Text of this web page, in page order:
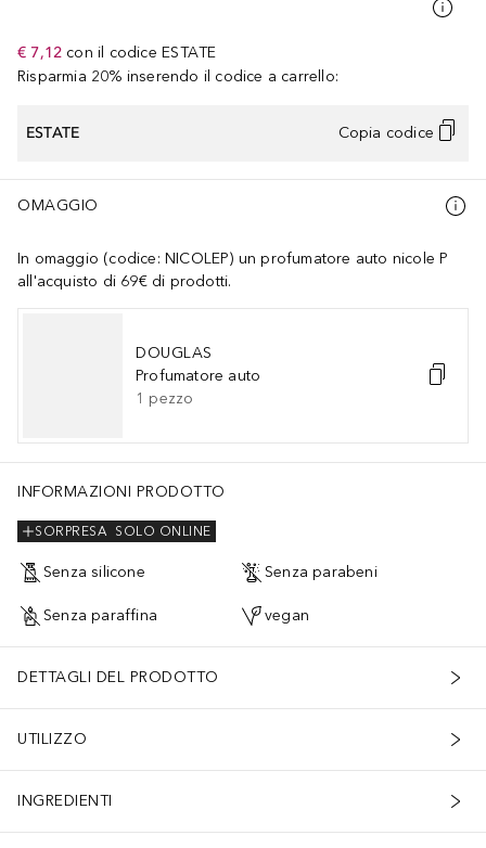
€ 7,12 con il codice ESTATE
Risparmia 20% inserendo il codice a carrello:
ESTATE Copia codice
OMAGGIO
In omaggio (codice: NICOLEP) un profumatore auto nicole P
all'acquisto di 69€ di prodotti.
DOUGLAS
Profumatore auto
1 pezzo
INFORMAZIONI PRODOTTO
SOLO ONLINE
SORPRESA
Senza silicone Senza parabeni
Senza paraffina vegan
DETTAGLI DEL PRODOTTO
UTILIZZO
INGREDIENTI